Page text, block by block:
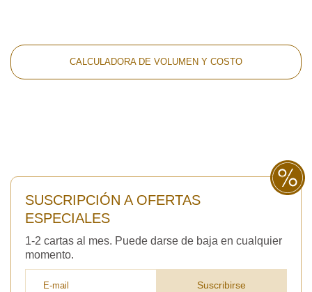
CALCULADORA DE VOLUMEN Y COSTO
SUSCRIPCIÓN A OFERTAS
ESPECIALES
1-2 cartas al mes. Puede darse de baja en cualquier
momento.
Suscribirse